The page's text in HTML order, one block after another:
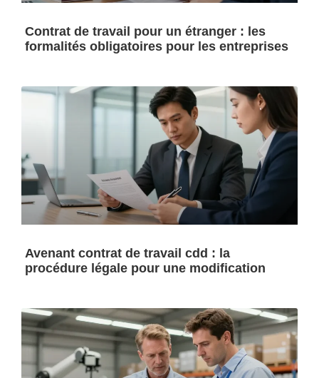
Contrat de travail pour un étranger : les
formalités obligatoires pour les entreprises
Avenant contrat de travail cdd : la
procédure légale pour une modification